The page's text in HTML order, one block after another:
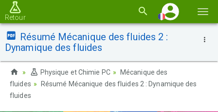
la
Retour
Résumé Mécanique des fluides 2 :
Dynamique des fluides
Physique et Chimie PC
Mécanique des
fluides
Résumé Mécanique des fluides 2 : Dynamique des
fluides